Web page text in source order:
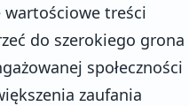
treści
do szerokiego grona
społeczności
zaufania